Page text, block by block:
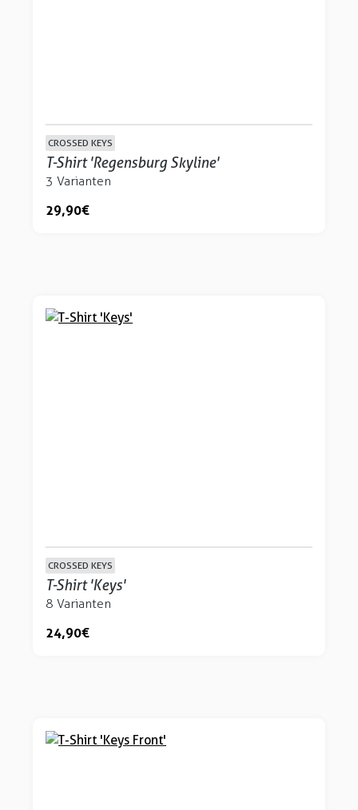
CROSSED KEYS
T-Shirt 'Regensburg Skyline'
3 Varianten
29,90 €
CROSSED KEYS
T-Shirt 'Keys'
8 Varianten
24,90 €